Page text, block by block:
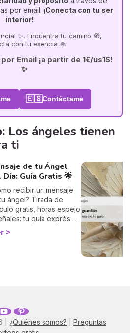
por email. ¡Conecta con tu ser
interior!
✨, Encuentra tu camino 🧭,
con tu esencia 🙏
Email ¡a partir de 1€/us1$!
✨
🇪🇸Contáctame
Los ángeles tienen
ti
de tu Ángel
Día: Guía Gratis 🌟
recibir un mensaje
ángel? Tirada de
gratis, horas espejo
tu guía exprés
descifrar el mensaje
ángeles hoy.
| ¿Quiénes somos?
Preguntas